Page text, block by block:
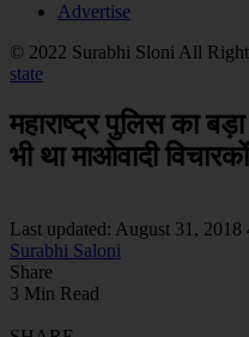
Advertise
© 2022 Surabhi Sloni All
state
महाराष्ट्र पुलिस का
भी था माओवादी
Last updated: August 31, 2018
Surabhi Saloni
Share
3 Min Read